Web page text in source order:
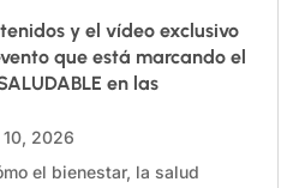
y el vídeo exclusivo
que está marcando el
en las
10, 2026
el bienestar, la salud